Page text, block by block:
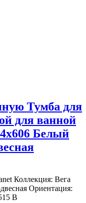
Тумба для
для ванной
Белый
Коллекция: Вега
Ориентация:
В